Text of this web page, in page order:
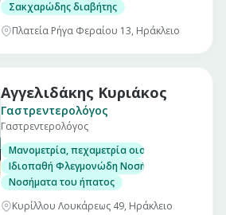
Σακχαρώδης διαβήτης
Πλατεία Ρήγα Φεραίου 13, Ηράκλειο
Αγγελιδάκης Κυριάκος
Γαστρεντερολόγος
Γαστρεντερολόγος
Μανομετρία, πεχαμετρία οισοφάγου και
Ιδιοπαθή Φλεγμονώδη Νοσήματα Εντέρου.
Νοσήματα του ήπατος
Κυρίλλου Λουκάρεως 49, Ηράκλειο